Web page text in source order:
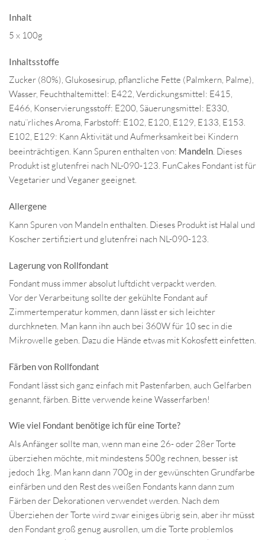
Inhalt
5 x 100g
Inhaltsstoffe
Zucker (80%), Glukosesirup, pflanzliche Fette (Palmkern, Palme),
Wasser, Feuchthaltemittel: E422, Verdickungsmittel: E415,
E466, Konservierungsstoff: E200, Säuerungsmittel: E330,
natu¨rliches Aroma, Farbstoff: E102, E120, E129, E133, E153.
E102, E129: Kann Aktivität und Aufmerksamkeit bei Kindern
beeinträchtigen. Kann Spuren enthalten von: Mandeln. Dieses
Produkt ist glutenfrei nach NL-090-123. FunCakes Fondant ist für
Vegetarier und Veganer geeignet.
Allergene
Kann Spuren von Mandeln enthalten. Dieses Produkt ist Halal und
Koscher zertifiziert und glutenfrei nach NL-090-123.
Lagerung von Rollfondant
Fondant muss immer absolut luftdicht verpackt werden.
Vor der Verarbeitung sollte der gekühlte Fondant auf
Zimmertemperatur kommen, dann lässt er sich leichter
durchkneten. Man kann ihn auch bei 360W für 10 sec in die
Mikrowelle geben. Dazu die Hände etwas mit Kokosfett einfetten.
Färben von Rollfondant
Fondant lässt sich ganz einfach mit Pastenfarben, auch Gelfarben
genannt, färben. Bitte verwende keine Wasserfarben!
Wie viel Fondant benötige ich für eine Torte?
Als Anfänger sollte man, wenn man eine 26- oder 28er Torte
überziehen möchte, mit mindestens 500g rechnen, besser ist
jedoch 1kg. Man kann dann 700g in der gewünschten Grundfarbe
einfärben und den Rest des weißen Fondants kann dann zum
Färben der Dekorationen verwendet werden. Nach dem
Überziehen der Torte wird zwar einiges übrig sein, aber ihr müsst
den Fondant groß genug ausrollen, um die Torte problemlos